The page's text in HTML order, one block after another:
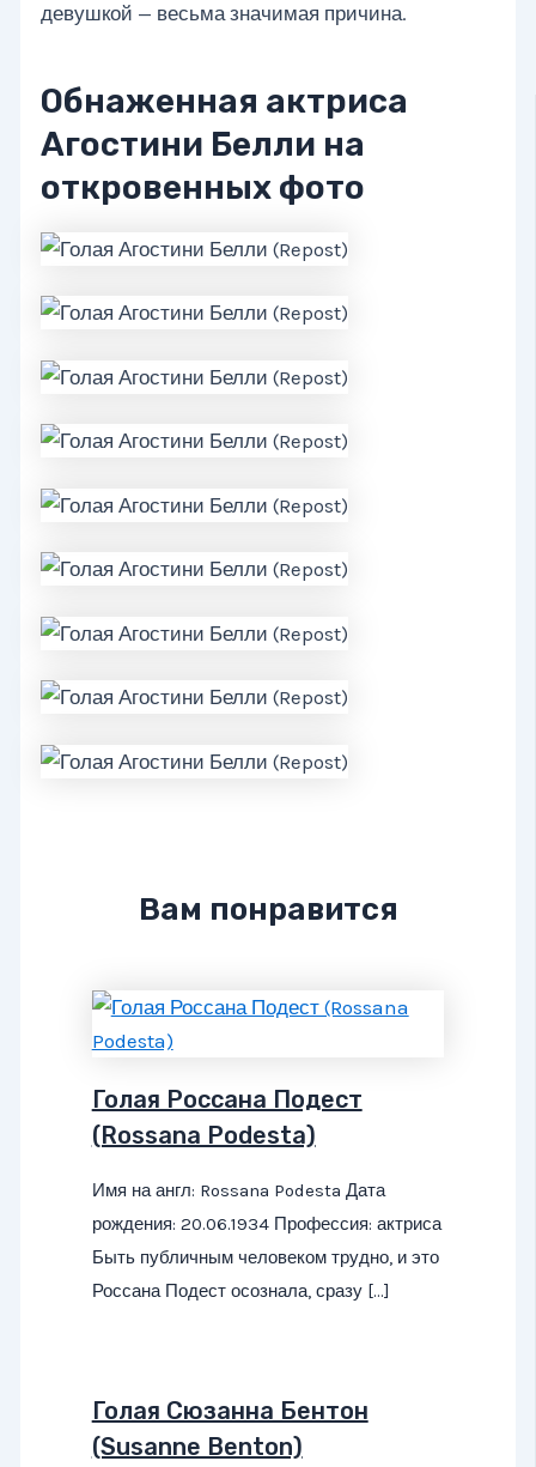
девушкой — весьма значимая причина.
Обнаженная актриса
Агостини Белли на
откровенных фото
Вам понравится
Голая Россана Подест
(Rossana Podesta)
Имя на англ: Rossana Podesta Дата
рождения: 20.06.1934 Профессия: актриса
Быть публичным человеком трудно, и это
Россана Подест осознала, сразу […]
Голая Сюзанна Бентон
(Susanne Benton)